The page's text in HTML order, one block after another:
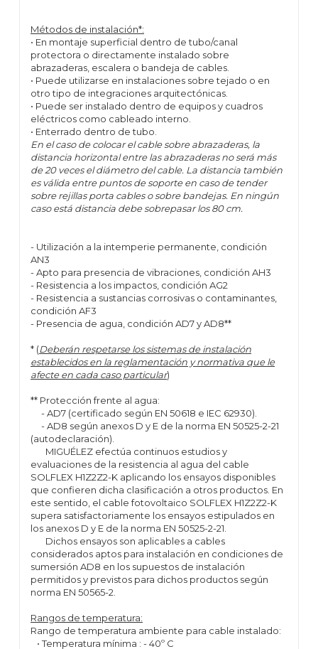
Métodos de instalación*:
• En montaje superficial dentro de tubo/canal
protectora o directamente instalado sobre
abrazaderas, escalera o bandeja de cables.
• Puede utilizarse en instalaciones sobre tejado o en
otro tipo de integraciones arquitectónicas.
• Puede ser instalado dentro de equipos y cuadros
eléctricos como cableado interno.
• Enterrado dentro de tubo.
En el caso de colocar el cable sobre abrazaderas, la
distancia horizontal entre las abrazaderas no será más
de 20 veces el diámetro del cable. La distancia también
es válida entre puntos de soporte en caso de tender
sobre rejillas porta cables o sobre bandejas. En ningún
caso está distancia debe sobrepasar los 80 cm.
- Utilización a la intemperie permanente, condición
AN3
- Apto para presencia de vibraciones, condición AH3
- Resistencia a los impactos, condición AG2
- Resistencia a sustancias corrosivas o contaminantes,
condición AF3
- Presencia de agua, condición AD7 y AD8**
* (Deberán respetarse los sistemas de instalación
establecidos en la reglamentación y normativa que le
afecte en cada caso particular)
** Protección frente al agua:
- AD7 (certificado según EN 50618 e IEC 62930).
- AD8 según anexos D y E de la norma EN 50525-2-21
(autodeclaración).
MIGUÉLEZ efectúa continuos estudios y
evaluaciones de la resistencia al agua del cable
SOLFLEX H1Z2Z2-K aplicando los ensayos disponibles
que confieren dicha clasificación a otros productos. En
este sentido, el cable fotovoltaico SOLFLEX H1Z2Z2-K
supera satisfactoriamente los ensayos estipulados en
los anexos D y E de la norma EN 50525-2-21.
Dichos ensayos son aplicables a cables
considerados aptos para instalación en condiciones de
sumersión AD8 en los supuestos de instalación
permitidos y previstos para dichos productos según
norma EN 50565-2.
Rangos de temperatura:
Rango de temperatura ambiente para cable instalado:
• Temperatura mínima : - 40º C